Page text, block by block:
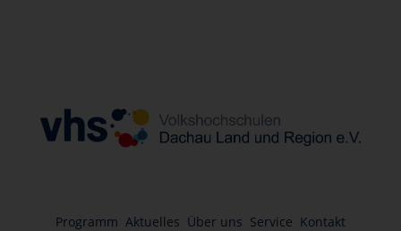
Programm Aktuelles Über uns Service Kontakt